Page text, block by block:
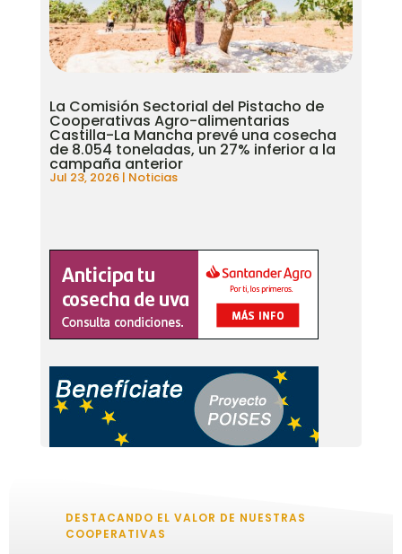
La Comisión Sectorial del Pistacho de
Cooperativas Agro-alimentarias
Castilla-La Mancha prevé una cosecha
de 8.054 toneladas, un 27% inferior a la
campaña anterior
Jul 23, 2026| Noticias
DESTACANDO EL VALOR DE NUESTRAS
COOPERATIVAS